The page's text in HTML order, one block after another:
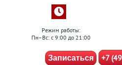
Режим работы:
Пн–Вс: с 9:00 до 21:00
Записаться +7